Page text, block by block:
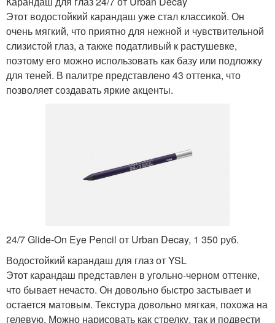
Этот водостойкий карандаш уже стал классикой. Он
очень мягкий, что приятно для нежной и чувствительной
слизистой глаз, а также податливый к растушевке,
поэтому его можно использовать как базу или подложку
для теней. В палитре представлено 43 оттенка, что
позволяет создавать яркие акценты.
24/7 Glide-On Eye Pencil от Urban Decay, 1 350 руб.
Водостойкий карандаш для глаз от YSL
Этот карандаш представлен в угольно-черном оттенке,
что бывает нечасто. Он довольно быстро застывает и
остается матовым. Текстура довольно мягкая, похожа на
гелевую. Можно нарисовать как стрелку, так и подвести